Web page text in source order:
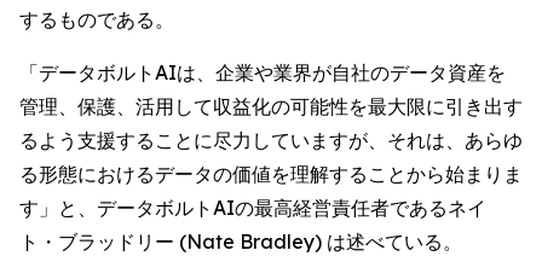
するものである。
「データボルトAIは、企業や業界が自社のデータ資産を
管理、保護、活用して収益化の可能性を最大限に引き出す
るよう支援することに尽力していますが、それは、あらゆ
る形態におけるデータの価値を理解することから始まりま
す」と、データボルトAIの最高経営責任者であるネイ
ト・ブラッドリー (Nate Bradley) は述べている。